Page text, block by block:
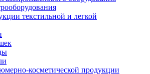
текстильной и легкой
косметической продукции